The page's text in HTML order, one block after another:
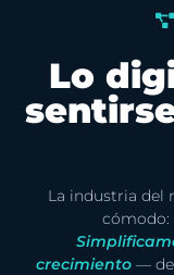
Lo
La industria del
cómodo:
crecimiento —